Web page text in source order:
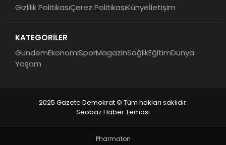
Gizlilik PolitikasıÇerez PolitikasıKünyeİletişim
KATEGORİLER
GündemEkonomiSporMagazinSağlıkEğitimDünya
Yaşam
2025 Gazete Demokrat © Tüm hakları saklıdır.
Seobaz Haber Teması
Pharmaton